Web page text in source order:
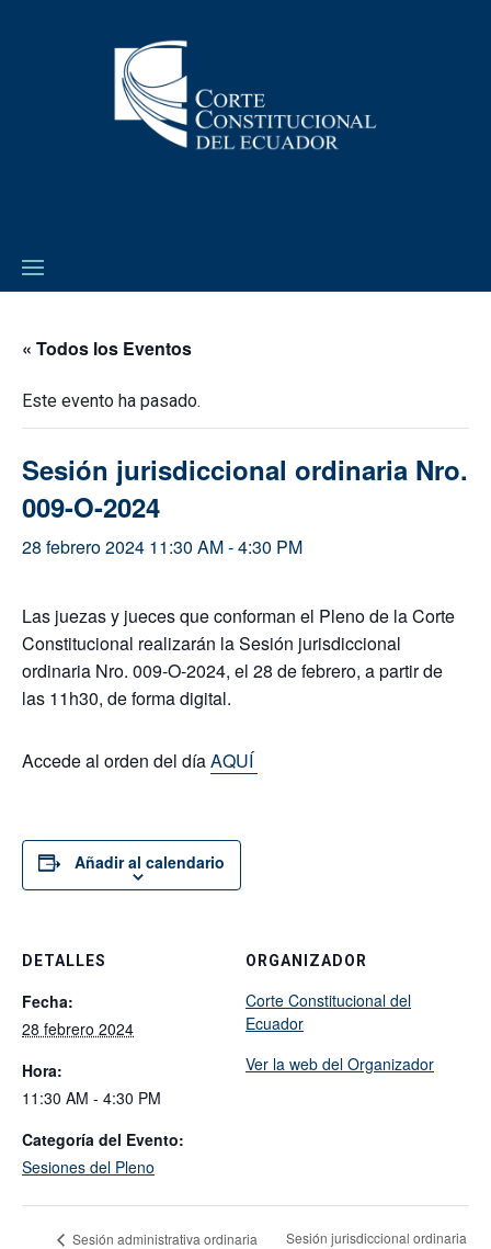
« Todos los Eventos
Este evento ha pasado.
Sesión jurisdiccional ordinaria Nro.
009-O-2024
28 febrero 2024 11:30 AM-4:30 PM
Las juezas y jueces que conforman el Pleno de la Corte
Constitucional realizarán la Sesión jurisdiccional
ordinaria Nro. 009-O-2024, el 28 de febrero, a partir de
las 11h30, de forma digital.
Accede al orden del díaAQUÍ
Añadir al calendario
DETALLES
Fecha:
28 febrero 2024
Hora:
11:30 AM - 4:30 PM
Categoría del Evento:
Sesiones del Pleno
ORGANIZADOR
Corte Constitucional del
Ecuador
Ver la web del Organizador
Sesión administrativa ordinaria
Sesión jurisdiccional ordinaria